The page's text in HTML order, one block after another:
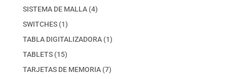
productos
SISTEMA DE MALLA 44
SWITCHES 11
producto
TABLA DIGITALIZADORA 11
TABLETS 1515
productos
TARJETAS DE MEMORIA 77